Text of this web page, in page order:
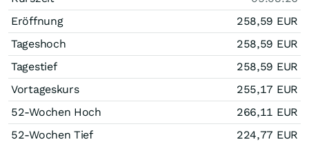
Eröffnung
258,59 EUR
Tageshoch
258,59 EUR
Tagestief
258,59 EUR
Vortageskurs
255,17 EUR
52-Wochen Hoch
266,11 EUR
52-Wochen Tief
224,77 EUR